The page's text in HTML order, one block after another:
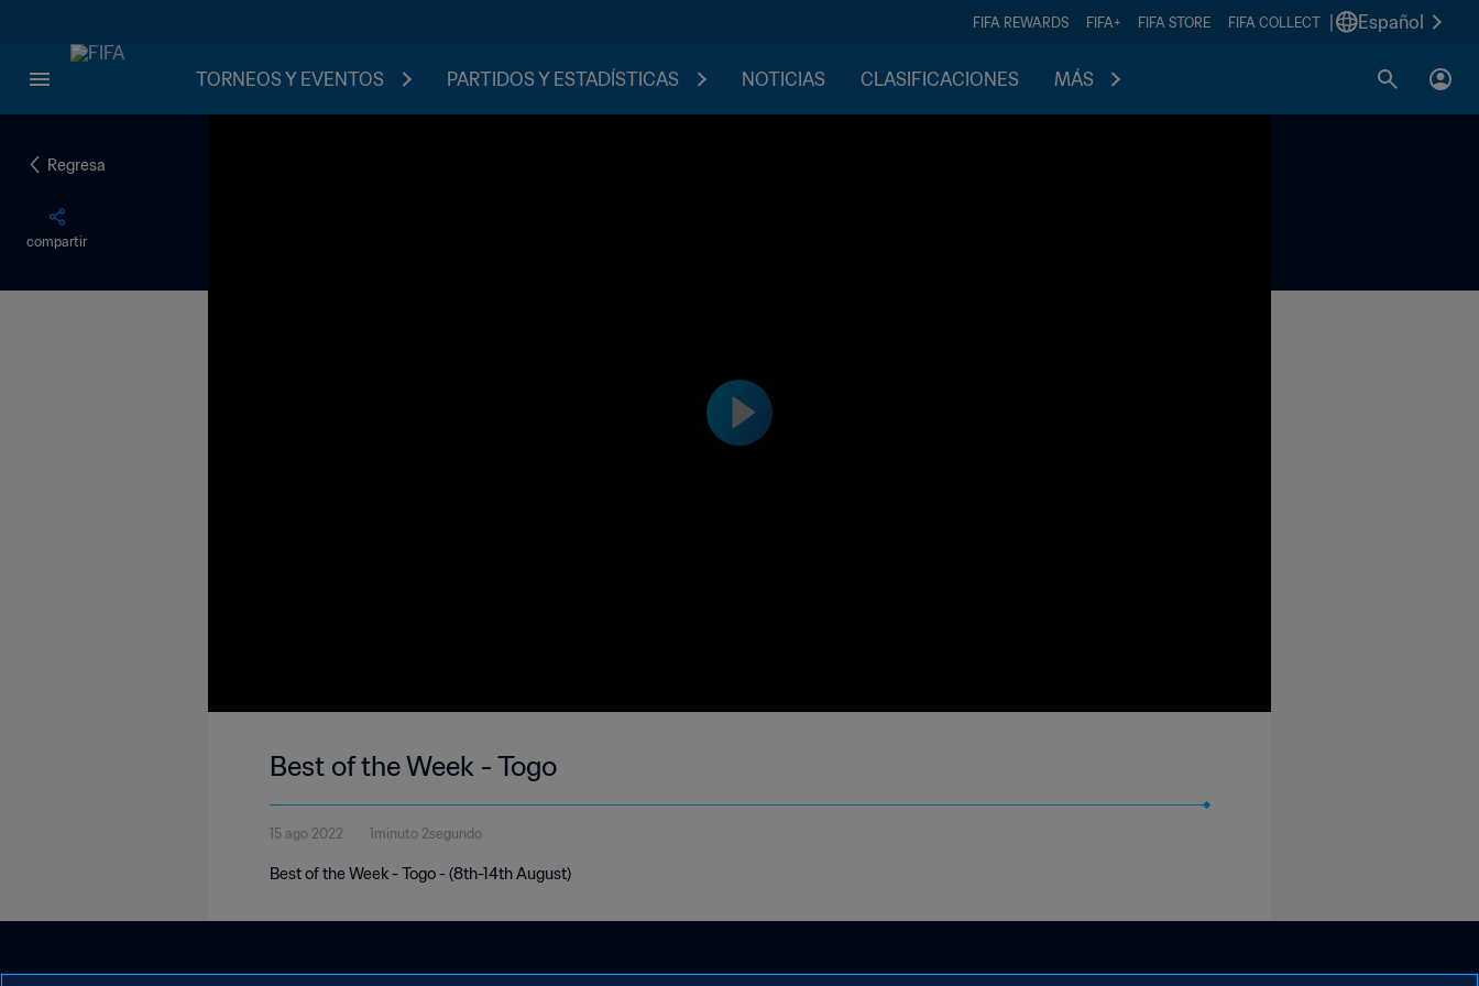
FIFA REWARDS FIFA+ FIFA STORE FIFA COLLECT Español
TORNEOS Y EVENTOS PARTIDOS Y ESTADÍSTICAS NOTICIAS CLASIFICACIONES MÁS
Regresa
compartir
Best of the Week - Togo
15 ago 2022 1minuto 2segundo
Best of the Week - Togo - (8th-14th August)